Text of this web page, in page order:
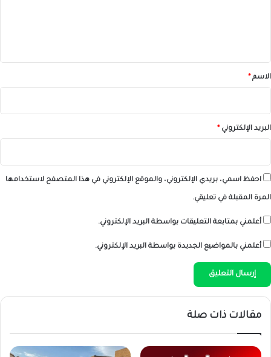
*الاسم *
البريد الإلكتروني *
احفظ اسمي، بريدي الإلكتروني، والموقع الإلكتروني في هذا المتصفح لاستخدامها
المرة المقبلة في تعليقي.
أعلمني بمتابعة التعليقات بواسطة البريد الإلكتروني.
أعلمني بالمواضيع الجديدة بواسطة البريد الإلكتروني.
مقالات ذات صلة